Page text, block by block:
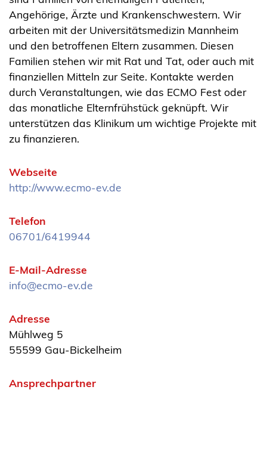
Angehörige, Ärzte und Krankenschwestern. Wir
arbeiten mit der Universitätsmedizin Mannheim
und den betroffenen Eltern zusammen. Diesen
Familien stehen wir mit Rat und Tat, oder auch mit
finanziellen Mitteln zur Seite. Kontakte werden
durch Veranstaltungen, wie das ECMO Fest oder
das monatliche Elternfrühstück geknüpft. Wir
unterstützen das Klinikum um wichtige Projekte mit
zu finanzieren.
Webseite
http://www.ecmo-ev.de
Telefon
06701/6419944
E-Mail-Adresse
info@ecmo-ev.de
Adresse
Mühlweg 5
55599 Gau-Bickelheim
Ansprechpartner